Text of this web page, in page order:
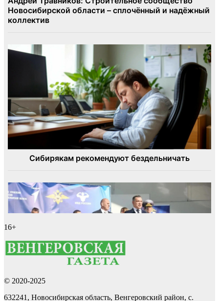
16+
© 2020-2025
632241, Новосибирская область, Венгеровский район, с.